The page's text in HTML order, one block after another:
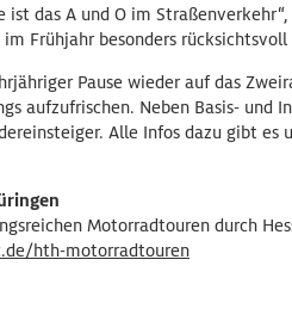
ist das A und O im
Frühjahr besonders
Pause wieder auf das
aufzufrischen. Neben Basis- und
Alle Infos dazu gibt es
Motorradtouren durch
hth-motorradtouren